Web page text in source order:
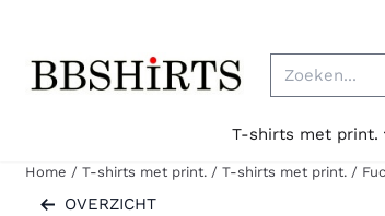
Zoeken
T-shirts met print.
Home / T-shirts met print. / T-shirts met print. /
OVERZICHT